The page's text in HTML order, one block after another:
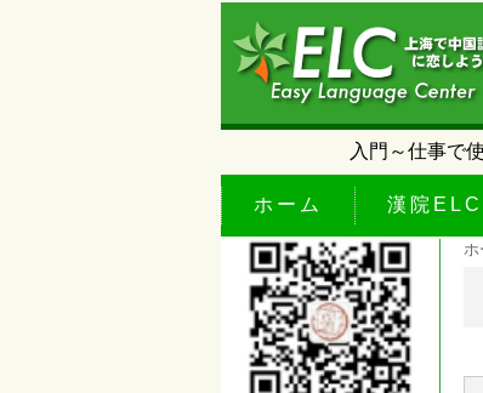
入門～仕事で
ホーム 漢院ELC
ホ